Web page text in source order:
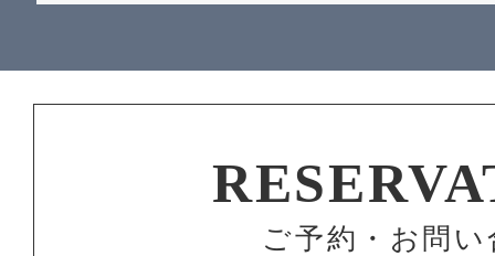
ご予約・お問